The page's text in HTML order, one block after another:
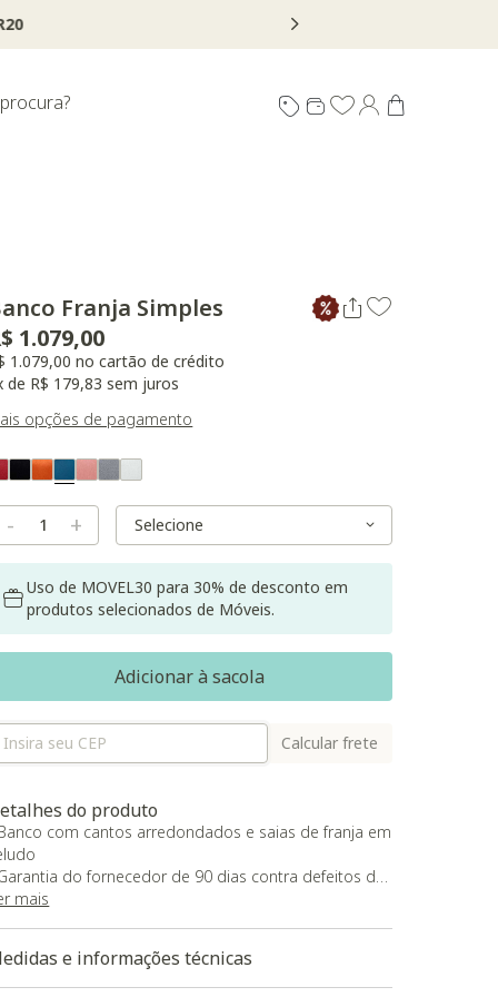
Franja Simples
1.079,00
1.079,00 no cartão de crédito
de R$ 179,83 sem juros
opções de pagamento
Real Color
Selected
- + Variant Size
Variant Size
Uso de MOVEL30 para 30% de desconto em
produtos selecionados de Móveis.
Adicionar à sacola
Calcular frete
do produto
com cantos arredondados e saias de franja em
do fornecedor de 90 dias contra defeitos de
mais
e informações técnicas